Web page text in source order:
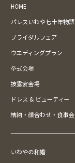
HOME
パレスいわや七十年物語
ブライダルフェア
ウエディングプラン
挙式会場
披露宴会場
ドレス & ビューティー
結納・顔合わせ・食事会
いわやの和婚